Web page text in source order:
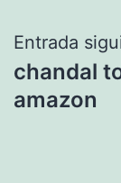
Entrada
chandal
amazon